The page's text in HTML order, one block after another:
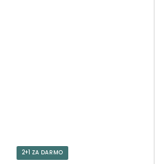
2+1 ZA DARMO